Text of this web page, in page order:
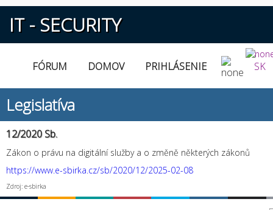
IT - SECURITY
FÓRUM DOMOV PRIHLÁSENIE SK
Legislatíva
12/2020 Sb.
Zákon o právu na digitální služby a o změně některých zákonů
https://www.e-sbirka.cz/sb/2020/12/2025-02-08
Zdroj: e-sbirka